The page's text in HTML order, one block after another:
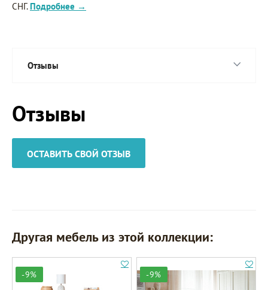
СНГ. Подробнее →
Отзывы
Отзывы
ОСТАВИТЬ СВОЙ ОТЗЫВ
Другая мебель из этой коллекции:
-9% -9%